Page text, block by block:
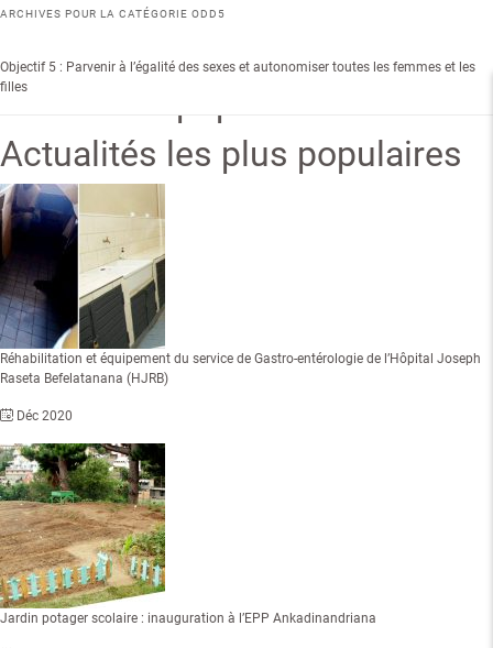
ARCHIVES POUR LA CATÉGORIE ODD5
Objectif 5 : Parvenir à l’égalité des sexes et autonomiser toutes les femmes et les
filles
Recherche
Recherche populaire
Actualités les plus populaires
Réhabilitation et équipement du service de Gastro-entérologie de l’Hôpital Joseph
Raseta Befelatanana (HJRB)
Déc 2020
Jardin potager scolaire : inauguration à l’EPP Ankadinandriana